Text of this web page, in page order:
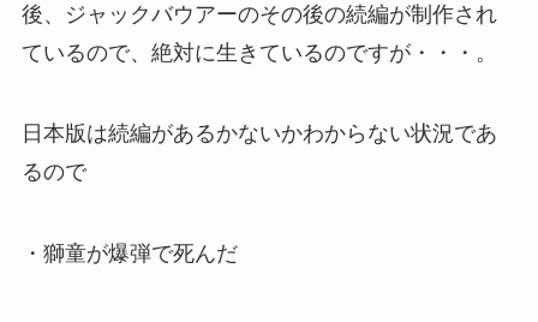
後、ジャックバウアーのその後の続編が制作され
ているので、絶対に生きているのですが・・・。
日本版は続編があるかないかわからない状況であ
るので
・獅童が爆弾で死んだ